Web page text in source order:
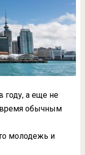
году, а еще не
время обычным
молодежь и